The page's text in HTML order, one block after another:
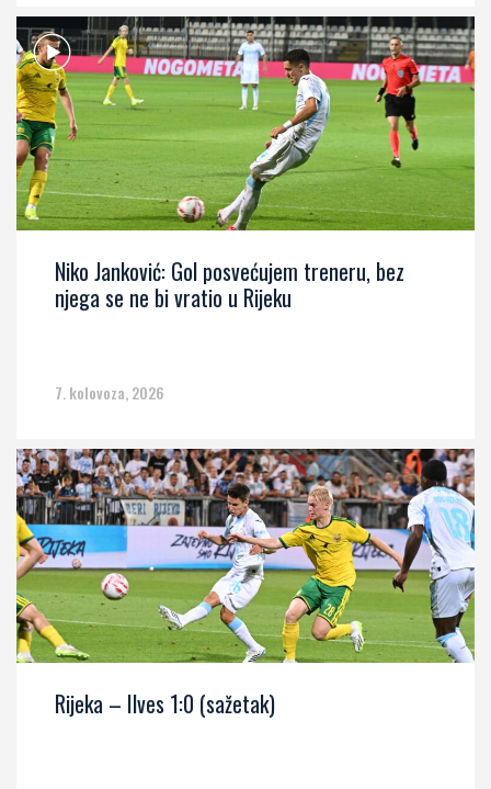
Niko Janković: Gol posvećujem treneru, bez
njega se ne bi vratio u Rijeku
7. kolovoza, 2026
Rijeka – Ilves 1:0 (sažetak)